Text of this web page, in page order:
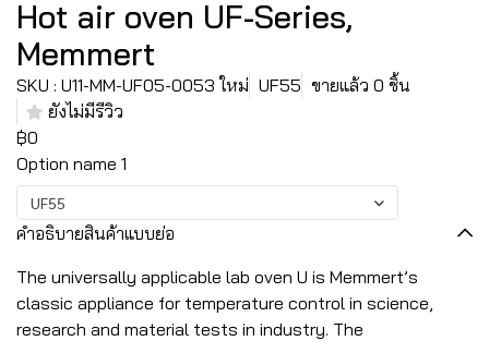
Hot air oven UF-Series,
Memmert
SKU : U11-MM-UF05-0053 ใหม่ UF55 ขายแล้ว 0 ชิ้น
ยังไม่มีรีวิว
฿0
Option name 1
UF55
คำอธิบายสินค้าแบบย่อ
The universally applicable lab oven U is Memmert’s
classic appliance for temperature control in science,
research and material tests in industry. The